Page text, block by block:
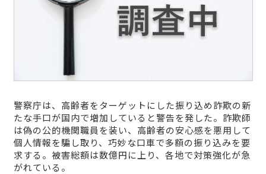
警察庁は、高齢者をターゲットにした振り込め詐欺の新
たな手口が国内で増加していると警告を発した。詐欺師
は偽の公的機関職員を装い、高齢者の安心感を悪用して
個人情報を騙し取り、巧妙な口車で多額の振り込みを要
求する。被害総額は数億円に上り、各地で対策強化が急
がれている。